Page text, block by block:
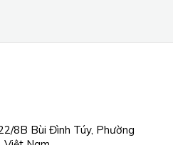
8B Bùi Đình Túy, Phường